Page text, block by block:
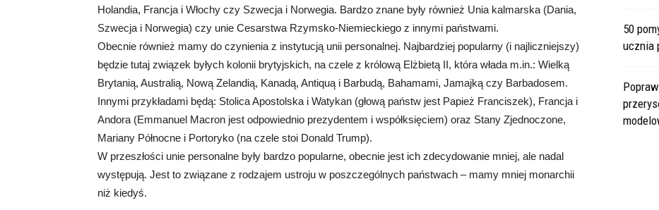
Holandia, Francja i Włochy czy Szwecja i Norwegia. Bardzo znane były również Unia kalmarska (Dania,
Szwecja i Norwegia) czy unie Cesarstwa Rzymsko-Niemieckiego z innymi państwami.
Obecnie również mamy do czynienia z instytucją unii personalnej. Najbardziej popularny (i najliczniejszy)
będzie tutaj związek byłych kolonii brytyjskich, na czele z królową Elżbietą II, która włada m.in.: Wielką
Brytanią, Australią, Nową Zelandią, Kanadą, Antiquą i Barbudą, Bahamami, Jamajką czy Barbadosem.
Innymi przykładami będą: Stolica Apostolska i Watykan (głową państw jest Papież Franciszek), Francja i
Andora (Emmanuel Macron jest odpowiednio prezydentem i współksięciem) oraz Stany Zjednoczone,
Mariany Północne i Portoryko (na czele stoi Donald Trump).
W przeszłości unie personalne były bardzo popularne, obecnie jest ich zdecydowanie mniej, ale nadal
występują. Jest to związane z rodzajem ustroju w poszczególnych państwach – mamy mniej monarchii
niż kiedyś.
50
ucznia